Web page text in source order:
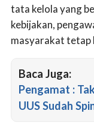
tata kelola yang
kebijakan,
masyarakat tetap
Baca Juga:
Pengamat :
UUS Sudah